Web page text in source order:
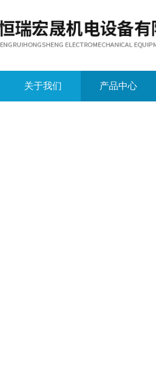
关于我们 产品中心